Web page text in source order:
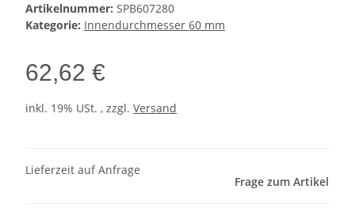
Artikelnummer: SPB607280
Kategorie: Innendurchmesser 60 mm
62,62 €
inkl. 19% USt. , zzgl. Versand
Lieferzeit auf Anfrage
Frage zum Artikel